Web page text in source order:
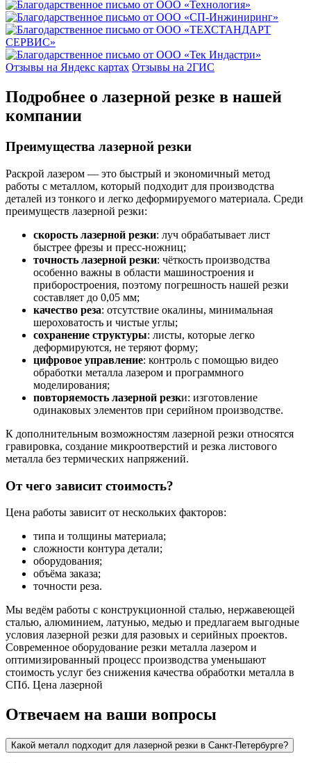
Отзывы на Яндекс картах Отзывы на 2ГИС
Подробнее о лазерной резке в нашей
компании
Преимущества лазерной резки
Раскрой лазером — это быстрый и экономичный метод
работы с металлом, который подходит для производства
деталей из тонкого и легко деформируемого материала. Среди
преимуществ лазерной резки:
скорость лазерной резки: луч обрабатывает лист
быстрее фрезы и пресс-ножниц;
точность лазерной резки: чёткость производства
особенно важны в области машиностроения и
приборостроения, поэтому погрешность нашей резки
составляет до 0,05 мм;
качество реза: отсутствие окалины, минимальная
шероховатость и чистые углы;
сохранение структуры: листы, которые легко
деформируются, не теряют форму;
цифровое управление: контроль с помощью видео
обработки металла лазером и программного
моделирования;
повторяемость лазерной резки: изготовление
одинаковых элементов при серийном производстве.
К дополнительным возможностям лазерной резки относятся
гравировка, создание микроотверстий и резка листового
металла без термических напряжений.
От чего зависит стоимость?
Цена работы зависит от нескольких факторов:
типа и толщины материала;
сложности контура детали;
оборудования;
объёма заказа;
точности реза.
Мы ведём работы с конструкционной сталью, нержавеющей
сталью, алюминием, латунью, медью и предлагаем выгодные
условия лазерной резки для разовых и серийных проектов.
Современное оборудование резки металла лазером и
оптимизированный процесс производства уменьшают
стоимость услуг без снижения качества обработки металла в
СПб. Цена лазерной
Отвечаем на ваши вопросы
Какой металл подходит для лазерной резки в Санкт-Петербурге?